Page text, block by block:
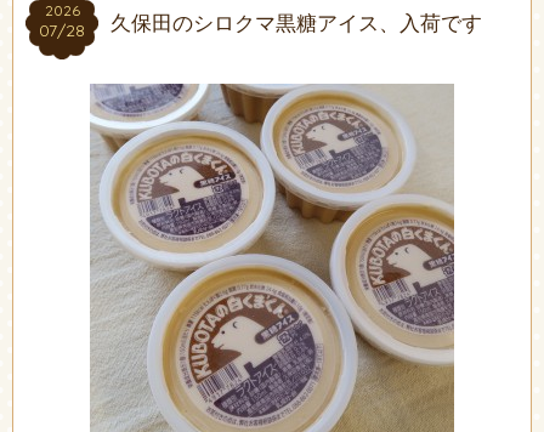
2026
07/28
2026
07/28 久保田のシロクマ黒糖アイス、入荷です